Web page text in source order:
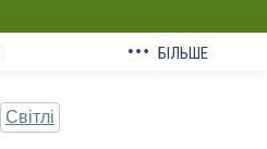
БІЛЬШЕ
Світлі